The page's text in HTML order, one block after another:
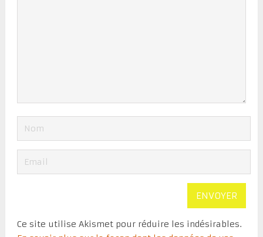
Ce site utilise Akismet pour réduire les indésirables.